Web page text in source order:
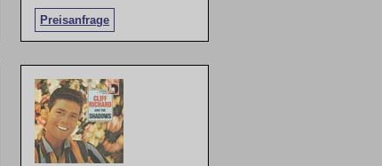
Preisanfrage